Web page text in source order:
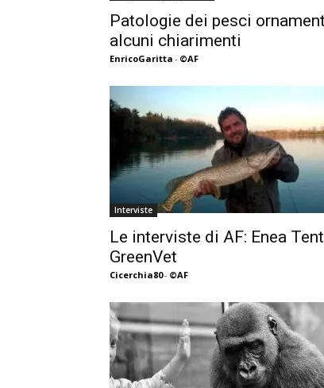
Patologie dei pesci
alcuni chiarimenti
EnricoGaritta - ©AF
Interviste
Le interviste di AF: Enea
GreenVet
Cicerchia80- ©AF